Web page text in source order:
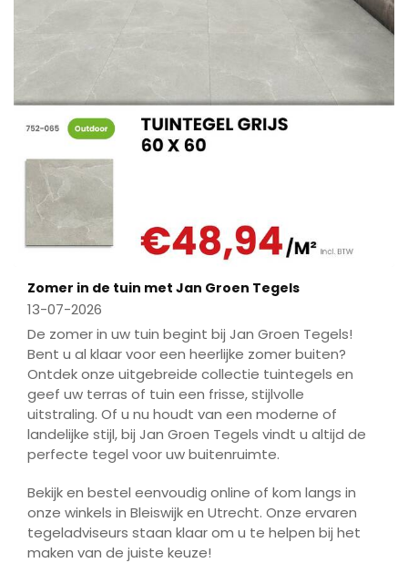
Zomer in de tuin met Jan Groen Tegels
13-07-2026
De zomer in uw tuin begint bij Jan Groen Tegels!
Bent u al klaar voor een heerlijke zomer buiten?
Ontdek onze uitgebreide collectie tuintegels en
geef uw terras of tuin een frisse, stijlvolle
uitstraling. Of u nu houdt van een moderne of
landelijke stijl, bij Jan Groen Tegels vindt u altijd de
perfecte tegel voor uw buitenruimte.
Bekijk en bestel eenvoudig online of kom langs in
onze winkels in Bleiswijk en Utrecht. Onze ervaren
tegeladviseurs staan klaar om u te helpen bij het
maken van de juiste keuze!